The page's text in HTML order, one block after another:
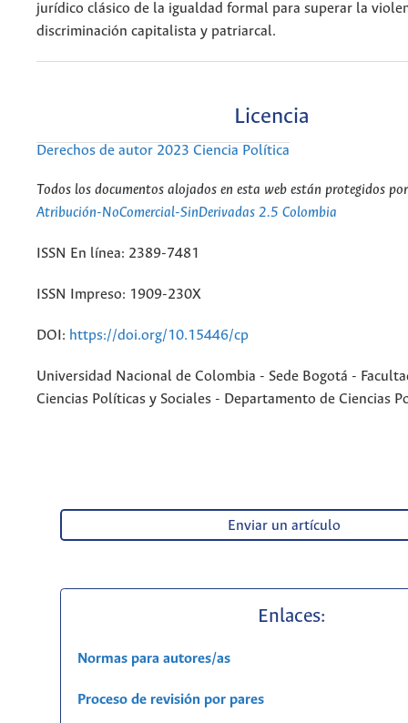
jurídico clásico de la igualdad formal para superar la
discriminación capitalista y patriarcal.
Licencia
Derechos de autor 2023 Ciencia Política
Todos los documentos alojados en esta web están protegidos
Atribución-NoComercial-SinDerivadas 2.5 Colombia
ISSN En línea: 2389-7481
ISSN Impreso: 1909-230X
DOI: https://doi.org/10.15446/cp
Universidad Nacional de Colombia - Sede Bogotá -
Ciencias Políticas y Sociales - Departamento de Ciencias
Enviar un artículo
Enlaces:
Normas para autores/as
Proceso de revisión por pares